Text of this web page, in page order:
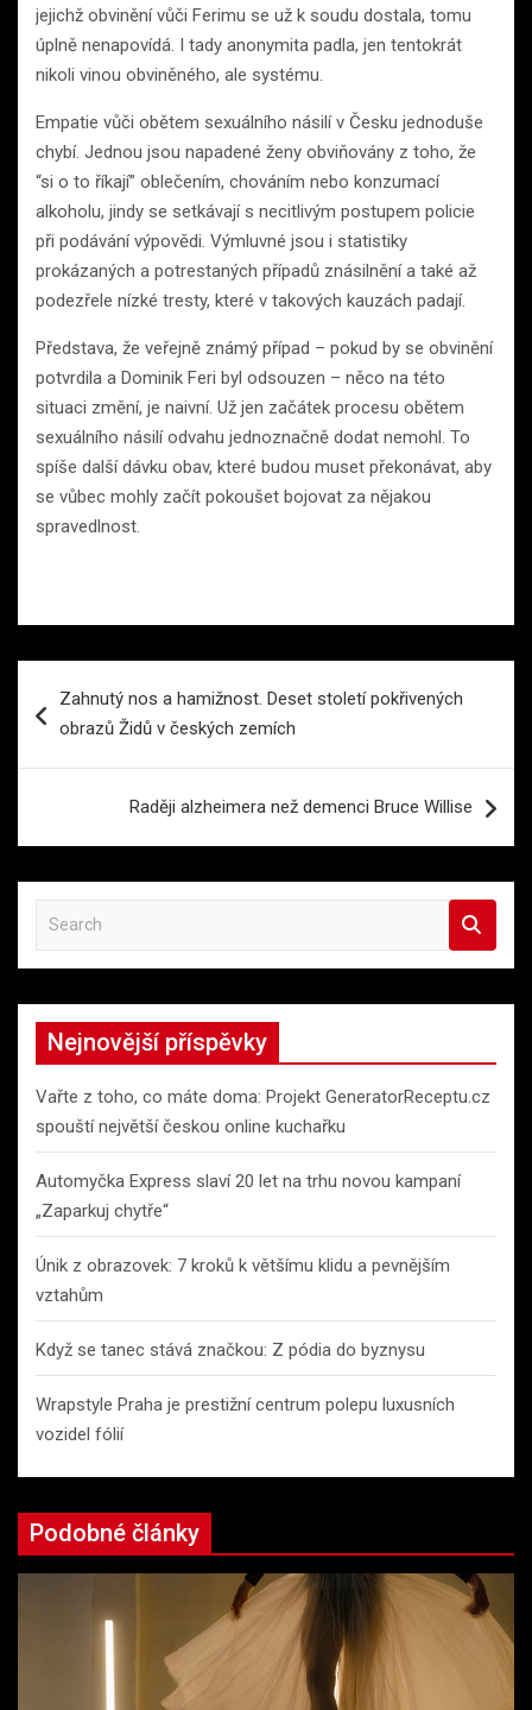
jejichž obvinění vůči Ferimu se už k soudu dostala, tomu
úplně nenapovídá. I tady anonymita padla, jen tentokrát
nikoli vinou obviněného, ale systému.
Empatie vůči obětem sexuálního násilí v Česku jednoduše
chybí. Jednou jsou napadené ženy obviňovány z toho, že
“si o to říkají” oblečením, chováním nebo konzumací
alkoholu, jindy se setkávají s necitlivým postupem policie
při podávání výpovědi. Výmluvné jsou i statistiky
prokázaných a potrestaných případů znásilnění a také až
podezřele nízké tresty, které v takových kauzách padají.
Představa, že veřejně známý případ – pokud by se obvinění
potvrdila a Dominik Feri byl odsouzen – něco na této
situaci změní, je naivní. Už jen začátek procesu obětem
sexuálního násilí odvahu jednoznačně dodat nemohl. To
spíše další dávku obav, které budou muset překonávat, aby
se vůbec mohly začít pokoušet bojovat za nějakou
spravedlnost.
proZahnutý nos a hamižnost. Deset století pokřivených
obrazů Židů v českých zemích
Raději alzheimera než demenci Bruce Willise
a
r
h
Nejnovější příspěvky
Vařte z toho, co máte doma: Projekt GeneratorReceptu.cz
spouští největší českou online kuchařku
Automyčka Express slaví 20 let na trhu novou kampaní
„Zaparkuj chytře“
Únik z obrazovek: 7 kroků k většímu klidu a pevnějším
vztahům
Když se tanec stává značkou: Z pódia do byznysu
Wrapstyle Praha je prestižní centrum polepu luxusních
vozidel fólií
Podobné články